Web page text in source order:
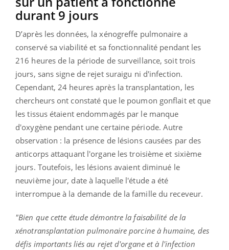
durant 9 jours
D’après les données, la xénogreffe pulmonaire a
conservé sa viabilité et sa fonctionnalité pendant les
216 heures de la période de surveillance, soit trois
jours, sans signe de rejet suraigu ni d'infection.
Cependant, 24 heures après la transplantation, les
chercheurs ont constaté que le poumon gonflait et que
les tissus étaient endommagés par le manque
d'oxygène pendant une certaine période. Autre
observation : la présence de lésions causées par des
anticorps attaquant l'organe les troisième et sixième
jours. Toutefois, les lésions avaient diminué le
neuvième jour, date à laquelle l'étude a été
interrompue à la demande de la famille du receveur.
"Bien que cette étude démontre la faisabilité de la
xénotransplantation pulmonaire porcine à humaine, des
défis importants liés au rejet d'organe et à l'infection